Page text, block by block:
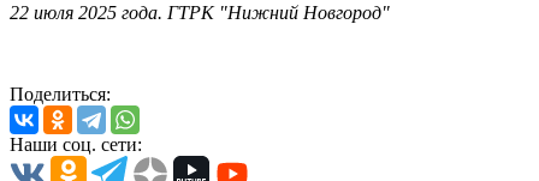
22 июля 2025 года. ГТРК "Нижний Новгород"
Поделиться:
Наши соц. сети: